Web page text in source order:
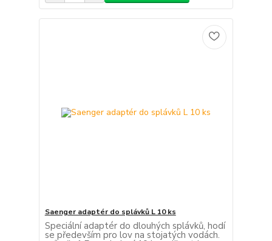
Saenger adaptér do splávků L 10 ks
Speciální adaptér do dlouhých splávků, hodí
se především pro lov na stojatých vodách.